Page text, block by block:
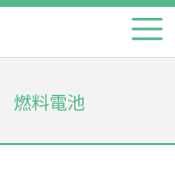
燃料電池